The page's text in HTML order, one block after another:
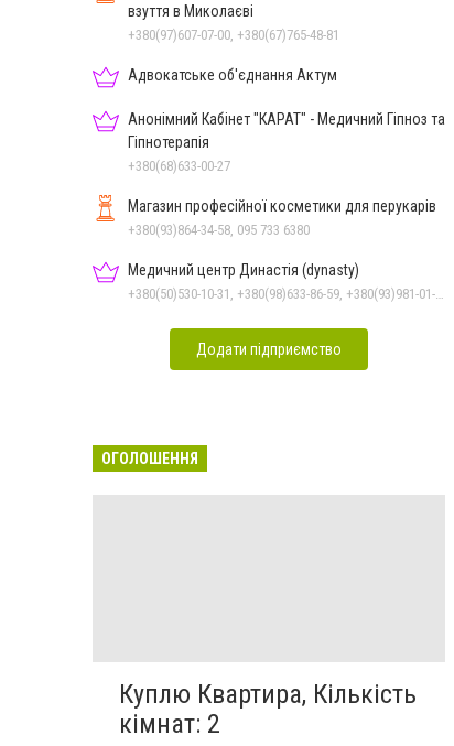
взуття в Миколаєві
+380(97)607-07-00, +380(67)765-48-81
Адвокатське об'єднання Актум
Анонімний Кабінет "КАРАТ" - Медичний Гіпноз та
Гіпнотерапія
+380(68)633-00-27
Магазин професійної косметики для перукарів
+380(93)864-34-58, 095 733 6380
Медичний центр Династія (dynasty)
Додати підприємство
ОГОЛОШЕННЯ
Куплю Квартира, Кількість
кімнат: 2